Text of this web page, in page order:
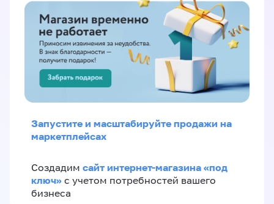
Запустите и масштабируйте продажи на
маркетплейсах
Создадим сайт интернет-магазина «под
ключ» с учетом потребностей вашего
бизнеса